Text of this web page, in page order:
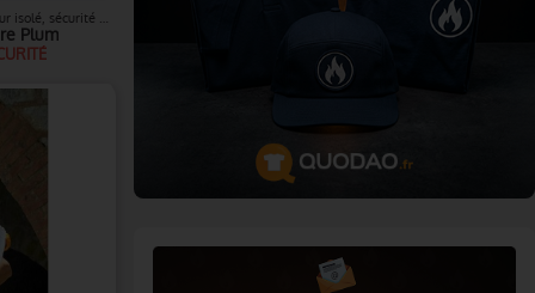
Sécurité du personnel, protection travailleur isolé, sécurité A.R.I
Plum